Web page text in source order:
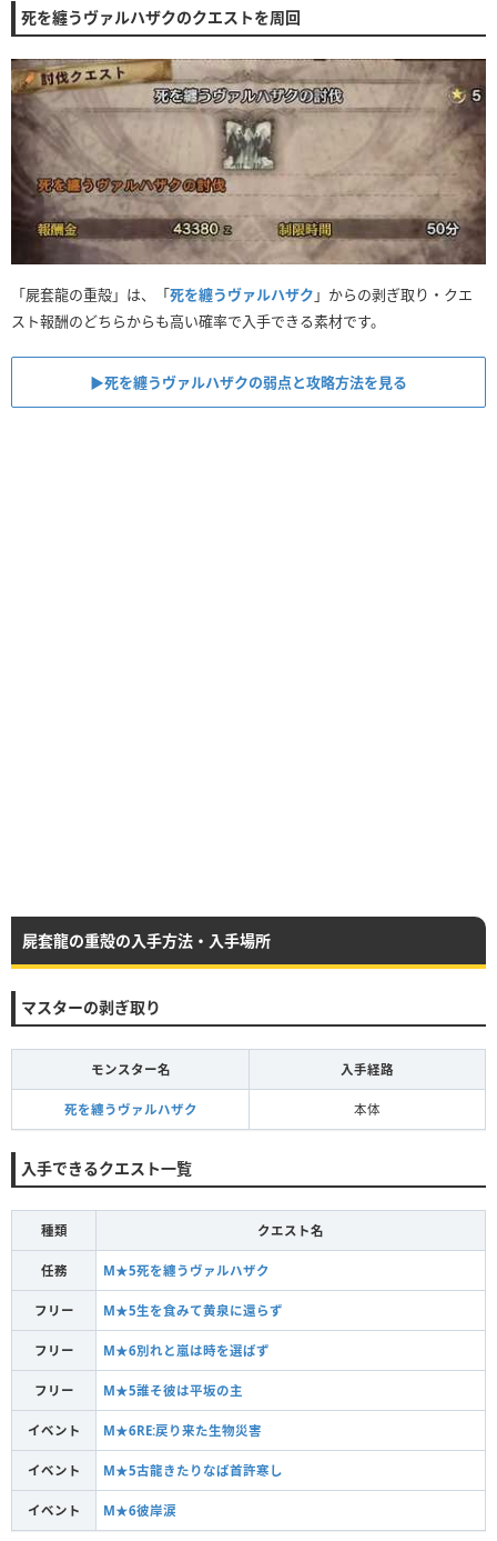
死を纏うヴァルハザクのクエストを周回
「屍套龍の重殻」は、「死を纏うヴァルハザク 」からの剥ぎ取り・クエ
スト報酬のどちらからも高い確率で入手できる素材です。
▶死を纏うヴァルハザクの弱点と攻略方法を見る
屍套龍の重殻の入手方法・入手場所
マスターの剥ぎ取り
モンスター名 入手経路
死を纏うヴァルハザク 本体
入手できるクエスト一覧
種類 クエスト名
任務 M★5死を纏うヴァルハザク
フリー M★5生を食みて黄泉に還らず
フリー M★6別れと嵐は時を選ばず
フリー M★5誰そ彼は平坂の主
イベント M★6RE:戻り来た生物災害
イベント M★5古龍きたりなば首許寒し
イベント M★6彼岸涙